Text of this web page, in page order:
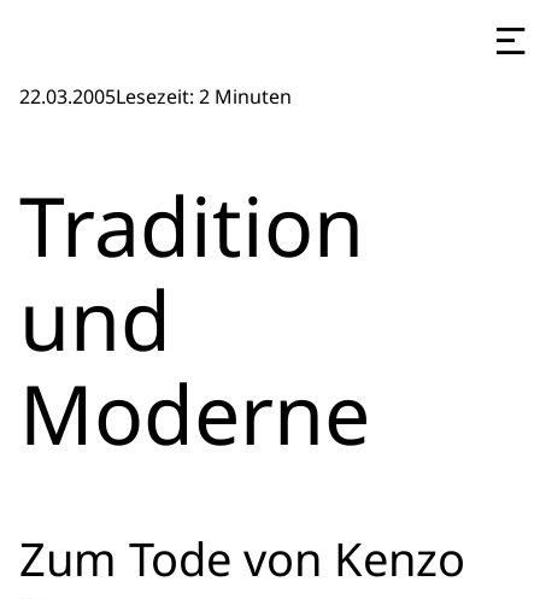
22.03.2005Lesezeit: 2 Minuten
Tradition
und
Moderne
Zum Tode von Kenzo